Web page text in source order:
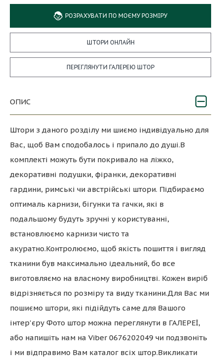
РОЗРАХУВАТИ ПО МОЄМУ РОЗМІРУ
ШТОРИ ОНЛАЙН
ПЕРЕГЛЯНУТИ ГАЛЕРЕЮ ШТОР
ОПИС
Штори з даного розділу ми шиємо індивідуально для
Вас, щоб Вам сподобалось і припало до душі.В
комплекті можуть бути покривало на ліжко,
декоративні подушки, фіранки, декоративні
гардини, римські чи австрійські штори. Підбираємо
оптималь карнизи, бігунки та гачки, які в
подальшому будуть зручні у користуванні,
встановлюємо карнизи чисто та
акуратно.Контролюємо, щоб якість пошиття і вигляд
тканини був максимально ідеальний, бо все
виготовляємо на власному виробництві. Кожен виріб
відрізняється по розміру та виду тканини.Для Вас ми
пошиємо штори, які підійдуть саме для Вашого
інтер'єру Фото штор можна переглянути в ГАЛЕРЕЇ,
або напишіть нам на Viber 0676202049 чи подзвоніть
і ми відправимо Вам каталог всіх штор.Викликати